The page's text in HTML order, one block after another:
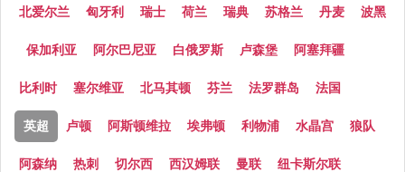
北爱尔兰 匈牙利 瑞士 荷兰 瑞典 苏格兰 丹麦 波黑
保加利亚 阿尔巴尼亚 白俄罗斯 卢森堡 阿塞拜疆
比利时 塞尔维亚 北马其顿 芬兰 法罗群岛 法国
英超 卢顿 阿斯顿维拉 埃弗顿 利物浦 水晶宫 狼队
阿森纳 热刺 切尔西 西汉姆联 曼联 纽卡斯尔联